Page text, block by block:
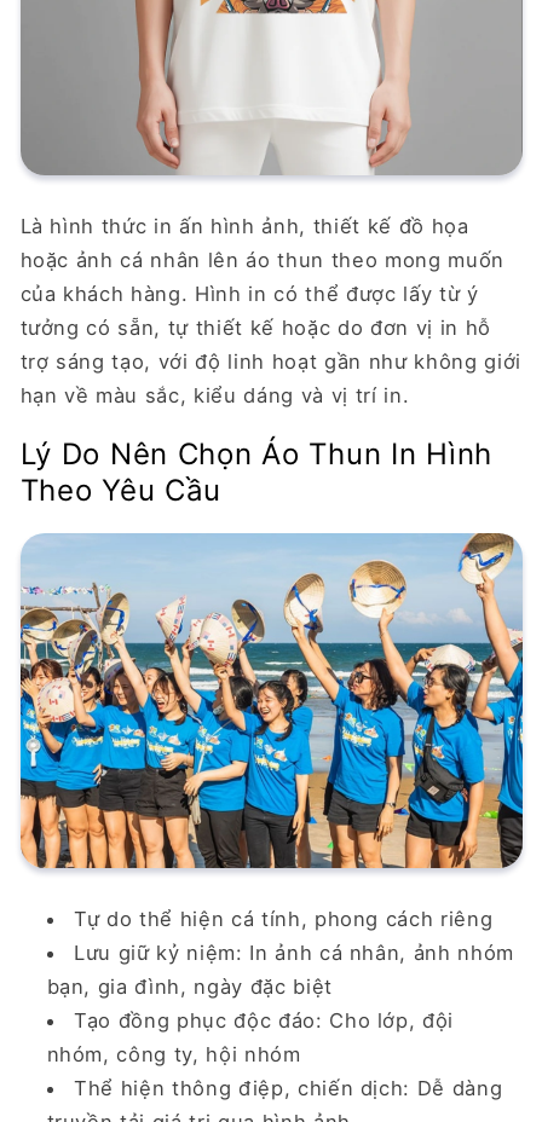
Là hình thức in ấn hình ảnh, thiết kế đồ họa
hoặc ảnh cá nhân lên áo thun theo mong muốn
của khách hàng. Hình in có thể được lấy từ ý
tưởng có sẵn, tự thiết kế hoặc do đơn vị in hỗ
trợ sáng tạo, với độ linh hoạt gần như không giới
hạn về màu sắc, kiểu dáng và vị trí in.
Lý Do Nên Chọn Áo Thun In Hình
Theo Yêu Cầu
Tự do thể hiện cá tính, phong cách riêng
Lưu giữ kỷ niệm: In ảnh cá nhân, ảnh nhóm
bạn, gia đình, ngày đặc biệt
Tạo đồng phục độc đáo: Cho lớp, đội
nhóm, công ty, hội nhóm
Thể hiện thông điệp, chiến dịch: Dễ dàng